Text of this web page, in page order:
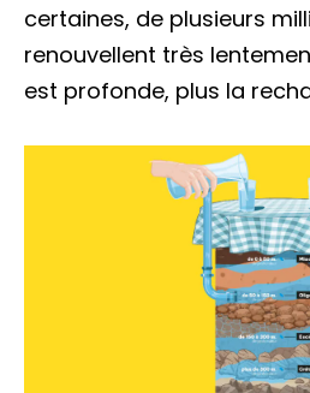
certaines, de plusieurs
renouvellent très
est profonde, plus la